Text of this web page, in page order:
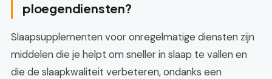
ploegendiensten?
Slaapsupplementen voor onregelmatige diensten zijn
middelen die je helpt om sneller in slaap te vallen en
die de slaapkwaliteit verbeteren, ondanks een